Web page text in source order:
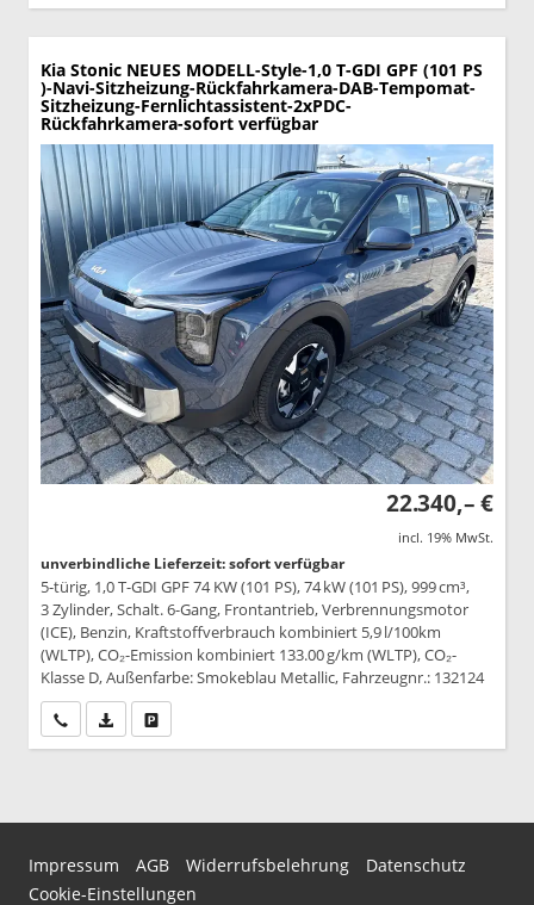
Kia Stonic NEUES MODELL-Style-1,0 T-GDI GPF (101 PS
)-Navi-Sitzheizung-Rückfahrkamera-DAB-Tempomat-
Sitzheizung-Fernlichtassistent-2xPDC-
Rückfahrkamera-sofort verfügbar
22.340,– €
incl. 19% MwSt.
unverbindliche Lieferzeit: sofort verfügbar
5-türig, 1,0 T-GDI GPF 74 KW (101 PS), 74 kW (101 PS), 999 cm³,
3 Zylinder, Schalt. 6-Gang, Frontantrieb, Verbrennungsmotor
(ICE), Benzin, Kraftstoffverbrauch kombiniert 5,9 l/100km
(WLTP), CO₂-Emission kombiniert 133.00 g/km (WLTP), CO₂-
Klasse D, Außenfarbe: Smokeblau Metallic, Fahrzeugnr.: 132124
Wir rufen Sie anPDF-Datei, Fahrzeugexposé drucken
Impressum AGB Widerrufsbelehrung
Datenschutz
Cookie-Einstellungen